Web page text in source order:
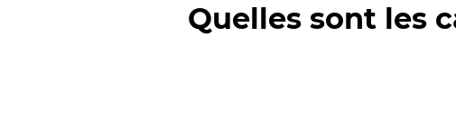
Quelles sont les